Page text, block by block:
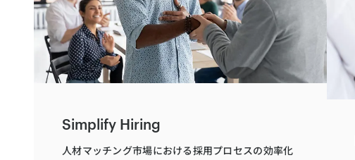
Simplify Hiring
人材マッチング市場における採用プロセスの効率化